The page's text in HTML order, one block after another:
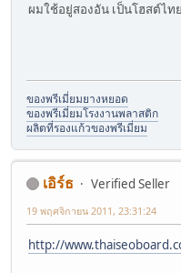
ผมใช้อยู่สองอัน เป็นโฮสต์ไท
ของพรีเมี่ยมยางหยอด
ของพรีเมี่ยมโรงงานพลาสติก
ผลิตที่รองแก้วของพรีเมี่ยม
เอิร์ธ
Verified Seller
19 พฤศจิกายน 2011, 23:31:24
http://